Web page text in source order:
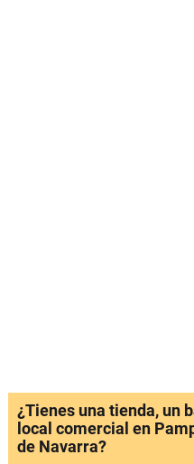
¿Tienes una tienda, un
local comercial en
de Navarra?